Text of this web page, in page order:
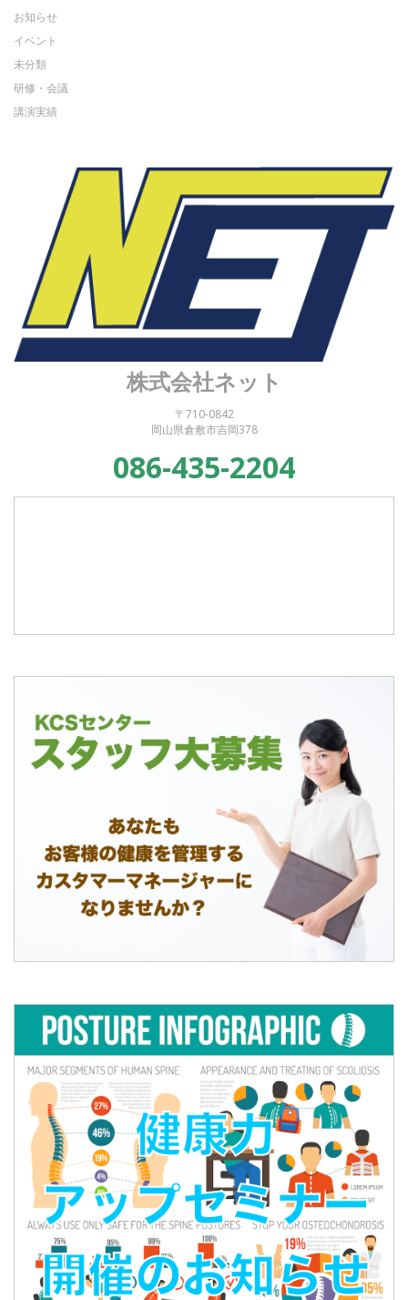
お知らせ
イベント
未分類
研修・会議
講演実績
株式会社ネット
〒710-0842
岡山県倉敷市吉岡378
086-435-2204